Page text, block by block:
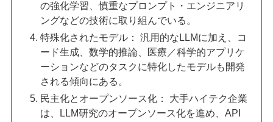
の強化学習、慎重なプロンプト・エンジニアリ
ングなどの技術に取り組んでいる。
特殊化されたモデル： 汎用的なLLMに加え、コ
ード生成、数学的推論、医療／科学的アプリケ
ーションなどのタスクに特化したモデルも開発
される傾向にある。
民主化とオープンソース化： 大手ハイテク企業
は、LLM研究のオープンソース化を進め、API